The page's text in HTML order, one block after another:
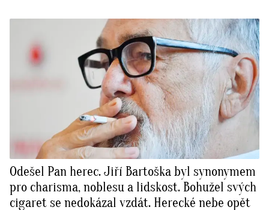
Odešel Pan herec. Jiří Bartoška byl synonymem
pro charisma, noblesu a lidskost. Bohužel svých
cigaret se nedokázal vzdát. Herecké nebe opět